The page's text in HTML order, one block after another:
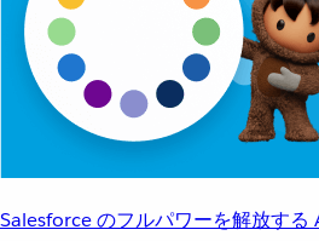
Salesforce のフルパワーを解放する